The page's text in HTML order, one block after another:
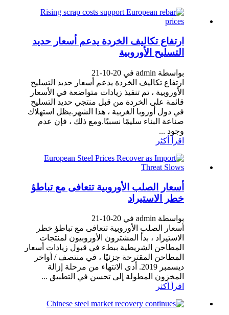
ارتفاع تكاليف الخردة يدعم أسعار حديد
التسليح الأوروبية
بواسطة admin في 20-10-21
ارتفاع تكاليف الخردة يدعم أسعار حديد التسليح
الأوروبية ، تم تنفيذ زيادات متواضعة في الأسعار
قائمة على الخردة من قبل منتجي حديد التسليح
في دول أوروبا الغربية ، هذا الشهر.يظل استهلاك
صناعة البناء سليمًا نسبيًا.ومع ذلك ، فإن عدم
وجود ...
اقرأ أكثر
أسعار الصلب الأوروبية تتعافى مع تباطؤ
خطر الاستيراد
بواسطة admin في 20-10-21
أسعار الصلب الأوروبية تتعافى مع تباطؤ خطر
الاستيراد ، بدأ المشترون الأوروبيون لمنتجات
المطاحن الشريطية ببطء في قبول زيادات أسعار
المطاحن المقترحة جزئيًا ، في منتصف / أواخر
ديسمبر 2019. أدى الانتهاء من مرحلة إزالة
المخزون المطولة إلى تحسن في التطبيق ...
اقرأ أكثر